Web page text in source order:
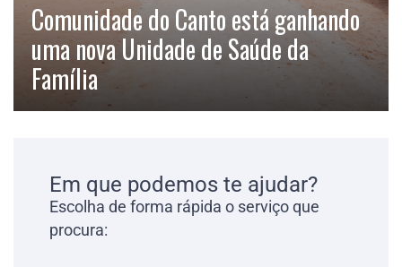
Comunidade do Canto está ganhando
uma nova Unidade de Saúde da
Família
Em que podemos te ajudar?
Escolha de forma rápida o serviço que
procura: